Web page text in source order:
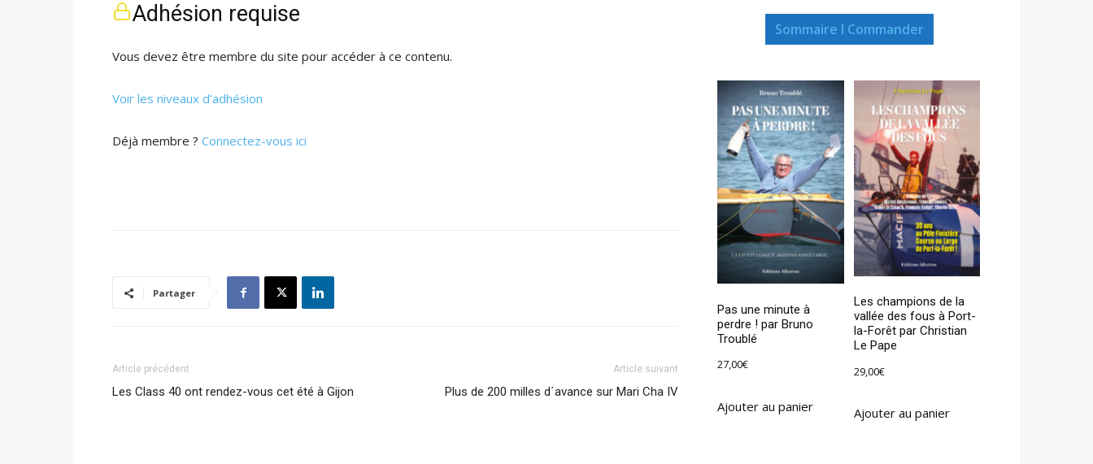
Adhésion requise
Vous devez être membre du site pour accéder à ce contenu.
Voir les niveaux d’adhésion
Déjà membre ? Connectez-vous ici
Partager
Article précédent
Les Class 40 ont rendez-vous cet été à Gijon
Article suivant
Plus de 200 milles d´avance sur Mari Cha IV
Sommaire I Commander
Pas une minute à
perdre ! par Bruno
Troublé
27,00€
Ajouter au panier
Les champions de la
vallée des fous à Port-
la-Forêt par Christian
Le Pape
29,00€
Ajouter au panier